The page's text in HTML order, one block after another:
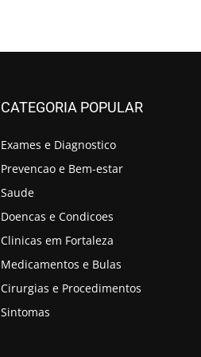
CATEGORIA POPULAR
Exames e Diagnostico
Prevencao e Bem-estar
Saude
Doencas e Condicoes
Clinicas em Fortaleza
Medicamentos e Bulas
Cirurgias e Procedimentos
Sintomas